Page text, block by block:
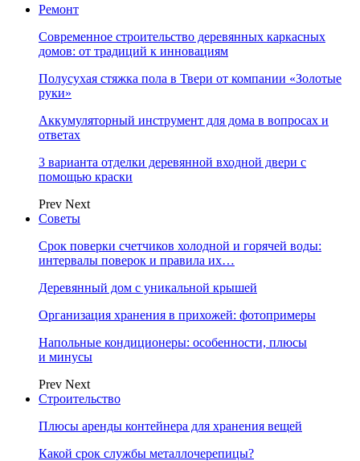
Ремонт
Современное строительство деревянных каркасных
домов: от традиций к инновациям
Полусухая стяжка пола в Твери от компании «Золотые
руки»
Аккумуляторный инструмент для дома в вопросах и
ответах
3 варианта отделки деревянной входной двери с
помощью краски
Prev Next
Советы
Срок поверки счетчиков холодной и горячей воды:
интервалы поверок и правила их…
Деревянный дом с уникальной крышей
Организация хранения в прихожей: фотопримеры
Напольные кондиционеры: особенности, плюсы
и минусы
Prev Next
Строительство
Плюсы аренды контейнера для хранения вещей
Какой срок службы металлочерепицы?